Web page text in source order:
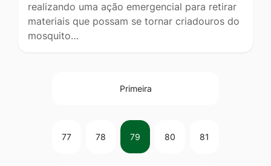
realizando uma ação emergencial para retirar
materiais que possam se tornar criadouros do
mosquito…
Primeira
77 78 79 80 81